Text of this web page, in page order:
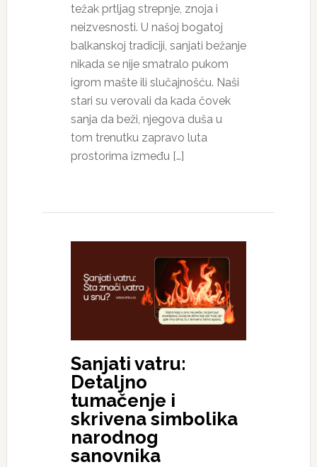
težak prtljag strepnje, znoja i
neizvesnosti. U našoj bogatoj
balkanskoj tradiciji, sanjati bežanje
nikada se nije smatralo pukom
igrom mašte ili slučajnošću. Naši
stari su verovali da kada čovek
sanja da beži, njegova duša u
tom trenutku zapravo luta
prostorima između […]
Sanjati vatru:
Detaljno
tumačenje i
skrivena simbolika
narodnog
sanovnika